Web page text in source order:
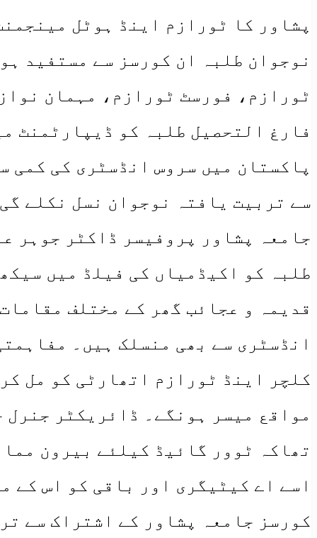
پشاور کا ٹورازم اینڈ ہوٹل
نوجوان طلبہ ان کورسز سے مستفید
ٹورازم، فورسٹ ٹورازم، مہمان
فارغ التحصیل طلبہ کو ڈیپارٹمنٹ
پاکستان میں سروس انڈسٹری کی کمی
سے تربیت یافتہ نوجوان نسل نکلے
جامعہ پشاور پروفیسر ڈاکٹر جوہر
طلبہ کو اکیڈمیاں کی فیلڈ میں
قدیمہ و عجائب گھر کے مختلف
انڈسٹری سے بھی منسلک ہیں۔
کلچر اینڈ ٹورازم اتھارٹی کو مل
مواقع میسر ہونگے۔ ڈائریکٹر
تھاکہ ٹوور گائیڈ کیلئے بیرون
اسے اے کیٹیگری اور باقی کو اس کے
کورسز جامعہ پشاور کے اشتراک سے